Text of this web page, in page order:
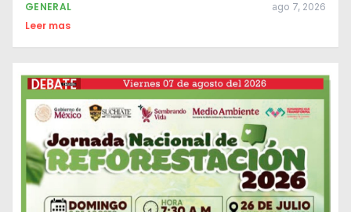
GENERAL ago 7, 2026
Leer mas